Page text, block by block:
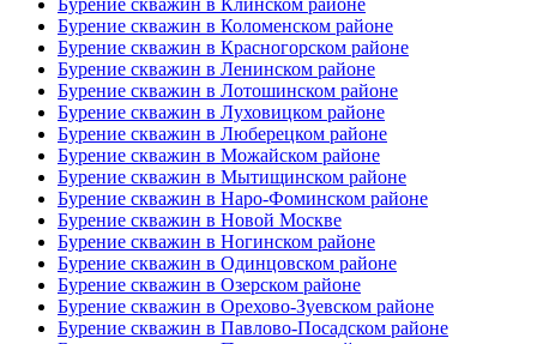
Бурение скважин в Коломенском районе
Бурение скважин в Красногорском районе
Бурение скважин в Ленинском районе
Бурение скважин в Лотошинском районе
Бурение скважин в Луховицком районе
Бурение скважин в Люберецком районе
Бурение скважин в Можайском районе
Бурение скважин в Мытищинском районе
Бурение скважин в Наро-Фоминском районе
Бурение скважин в Новой Москве
Бурение скважин в Ногинском районе
Бурение скважин в Одинцовском районе
Бурение скважин в Озерском районе
Бурение скважин в Орехово-Зуевском районе
Бурение скважин в Павлово-Посадском районе